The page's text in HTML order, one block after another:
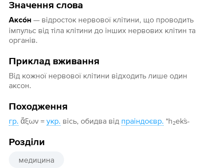
Значення слова
Аксо́н— відросток нервової клітини, що проводить
імпульс від тіла клітини до інших нервових клітин та
органів.
Приклад вживання
Від кожної нервової клітини відходить лише один
аксон.
Походження
гр. ἄξων = укр. вісь, обидва від праіндоєвр. *h₂eḱs-
Розділи
медицина